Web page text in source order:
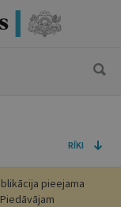
RĪKI
pieejama